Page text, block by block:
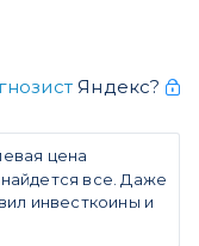
Яндекс?
цена
все. Даже
инвесткоины и